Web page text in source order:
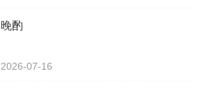
晚酌
2026-07-16